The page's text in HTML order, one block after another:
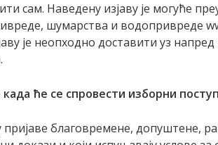
сам. Наведену изјаву је могуће
шумарства и водопривреде
је неопходно доставити уз
ће се спровести изборни
пријаве благовремене, допуштене,